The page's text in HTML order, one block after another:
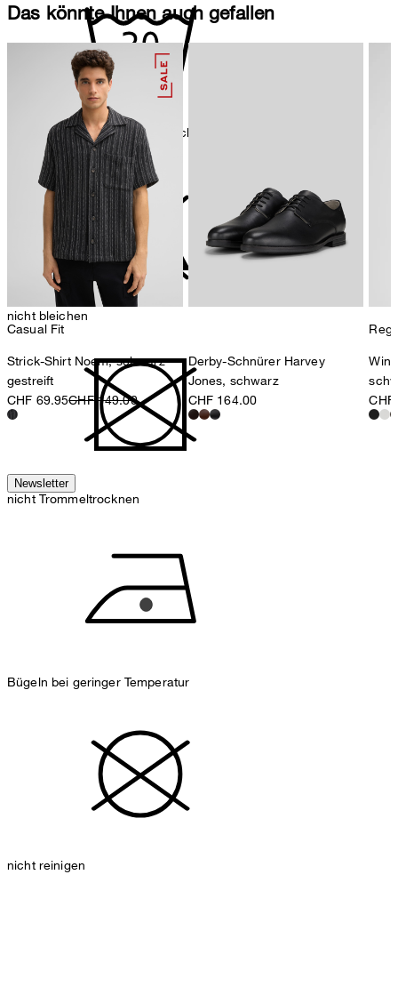
Maschinenwäsche bei 30°C schonend
nicht bleichen
nicht Trommeltrocknen
Bügeln bei geringer Temperatur
nicht reinigen
Das könnte Ihnen auch gefallen
Casual Fit
Strick-Shirt Noem, schwarz
gestreift
CHF 69.95CHF 149.00
Derby-Schnürer Harvey
Jones, schwarz
CHF 164.00
Newsletter